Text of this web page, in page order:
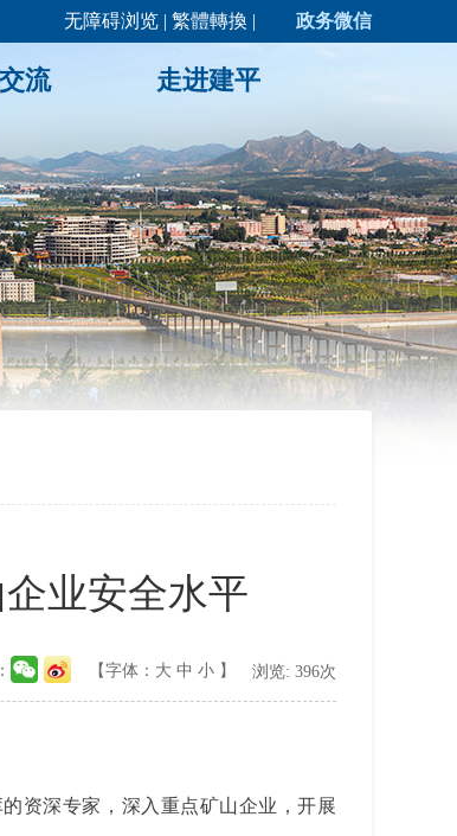
无障碍浏览 | 繁體轉換 | 政务微信
流 走进建平
业安全水平
【字体： 大 中 小 】 浏览: 396次
资深专家，深入重点矿山企业，开展